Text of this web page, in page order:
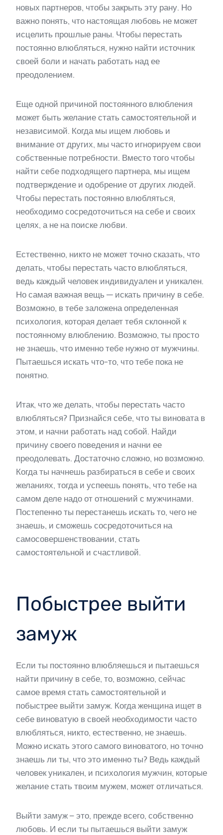
новых партнеров, чтобы закрыть эту рану. Но
важно понять, что настоящая любовь не может
исцелить прошлые раны. Чтобы перестать
постоянно влюбляться, нужно найти источник
своей боли и начать работать над ее
преодолением.
Еще одной причиной постоянного влюбления
может быть желание стать самостоятельной и
независимой. Когда мы ищем любовь и
внимание от других, мы часто игнорируем свои
собственные потребности. Вместо того чтобы
найти себе подходящего партнера, мы ищем
подтверждение и одобрение от других людей.
Чтобы перестать постоянно влюбляться,
необходимо сосредоточиться на себе и своих
целях, а не на поиске любви.
Естественно, никто не может точно сказать, что
делать, чтобы перестать часто влюбляться,
ведь каждый человек индивидуален и уникален.
Но самая важная вещь — искать причину в себе.
Возможно, в тебе заложена определенная
психология, которая делает тебя склонной к
постоянному влюблению. Возможно, ты просто
не знаешь, что именно тебе нужно от мужчины.
Пытаешься искать что-то, что тебе пока не
понятно.
Итак, что же делать, чтобы перестать часто
влюбляться? Признайся себе, что ты виновата в
этом, и начни работать над собой. Найди
причину своего поведения и начни ее
преодолевать. Достаточно сложно, но возможно.
Когда ты начнешь разбираться в себе и своих
желаниях, тогда и успеешь понять, что тебе на
самом деле надо от отношений с мужчинами.
Постепенно ты перестанешь искать то, чего не
знаешь, и сможешь сосредоточиться на
самосовершенствовании, стать
самостоятельной и счастливой.
Побыстрее выйти
замуж
Если ты постоянно влюбляешься и пытаешься
найти причину в себе, то, возможно, сейчас
самое время стать самостоятельной и
побыстрее выйти замуж. Когда женщина ищет в
себе виноватую в своей необходимости часто
влюбляться, никто, естественно, не знаешь.
Можно искать этого самого виноватого, но точно
знаешь ли ты, что это именно ты? Ведь каждый
человек уникален, и психология мужчин, которые
желание стать твоим мужем, может отличаться.
Выйти замуж – это, прежде всего, собственно
любовь. И если ты пытаешься выйти замуж